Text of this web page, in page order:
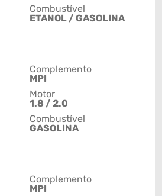
Combustível
ETANOL / GASOLINA
Complemento
MPI
Motor
1.8 / 2.0
Combustível
GASOLINA
Complemento
MPI